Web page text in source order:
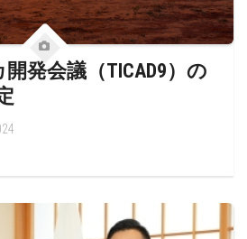
発会議（TICAD9）の